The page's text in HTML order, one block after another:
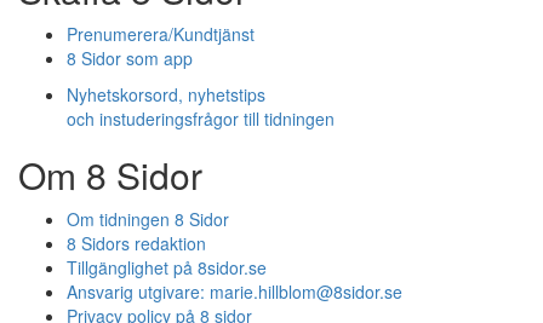
Prenumerera/Kundtjänst
8 Sidor som app
Nyhetskorsord, nyhetstips
och instuderingsfrågor till tidningen
Om 8 Sidor
Om tidningen 8 Sidor
8 Sidors redaktion
Tillgänglighet på 8sidor.se
Ansvarig utgivare: marie.hillblom@8sidor.se
Privacy policy på 8 sidor